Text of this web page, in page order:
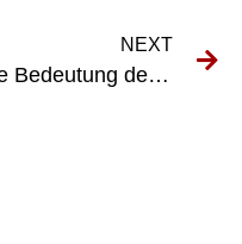
NEXT
Die Bedeutung der KFZ-UVV-Prüfung: Gewährleistung der Fahrzeugsicherheit und -konformität